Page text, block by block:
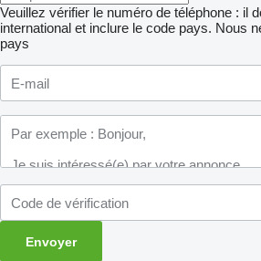
Veuillez vérifier le numéro de téléphone : il
international et inclure le code pays. Nous
pays